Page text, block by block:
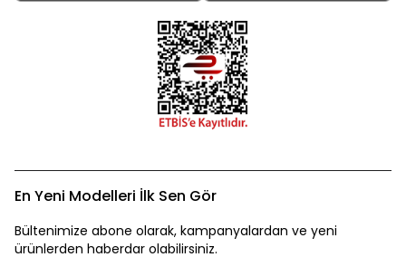
En Yeni Modelleri İlk Sen Gör
Bültenimize abone olarak, kampanyalardan ve yeni
ürünlerden haberdar olabilirsiniz.